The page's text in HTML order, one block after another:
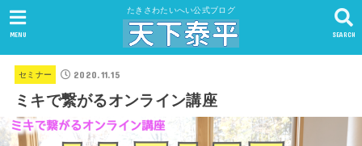
たきさわたいへい公式ブログ
SEARCH
MENU
セミナー 2020.11.15
ミキで繋がるオンライン講座